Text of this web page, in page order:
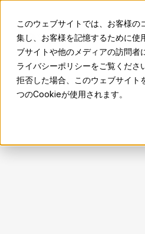
このウェブサイトでは、お客様
集し、お客様を記憶するために使
ブサイトや他のメディアの訪問
ライバシーポリシーをご覧くださ
拒否した場合、このウェブサイト
つのCookieが使用されます。
ホーム📩 購読